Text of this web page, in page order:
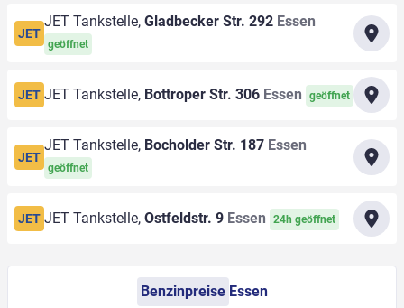
JET
JET Tankstelle, Gladbecker Str. 292 Essen
geöffnet
JET JET Tankstelle, Bottroper Str. 306 Essen geöffnet
JET
JET Tankstelle, Bocholder Str. 187 Essen
geöffnet
JET JET Tankstelle, Ostfeldstr. 9 Essen 24h geöffnet
Benzinpreise Essen